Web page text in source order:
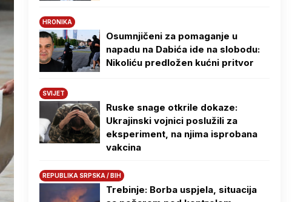
HRONIKA
Osumnjičeni za pomaganje u
napadu na Dabića ide na slobodu:
Nikoliću predložen kućni pritvor
SVIJET
Ruske snage otkrile dokaze:
Ukrajinski vojnici poslužili za
eksperiment, na njima isprobana
vakcina
REPUBLIKA SRPSKA / BIH
Trebinje: Borba uspjela, situacija